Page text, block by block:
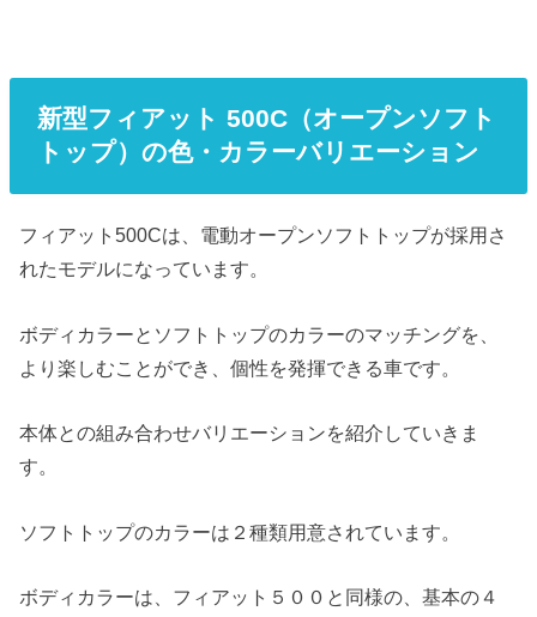
新型フィアット 500C（オープンソフト
トップ）の色・カラーバリエーション
フィアット500Cは、電動オープンソフトトップが採用さ
れたモデルになっています。
ボディカラーとソフトトップのカラーのマッチングを、
より楽しむことができ、個性を発揮できる車です。
本体との組み合わせバリエーションを紹介していきま
す。
ソフトトップのカラーは２種類用意されています。
ボディカラーは、フィアット５００と同様の、基本の４